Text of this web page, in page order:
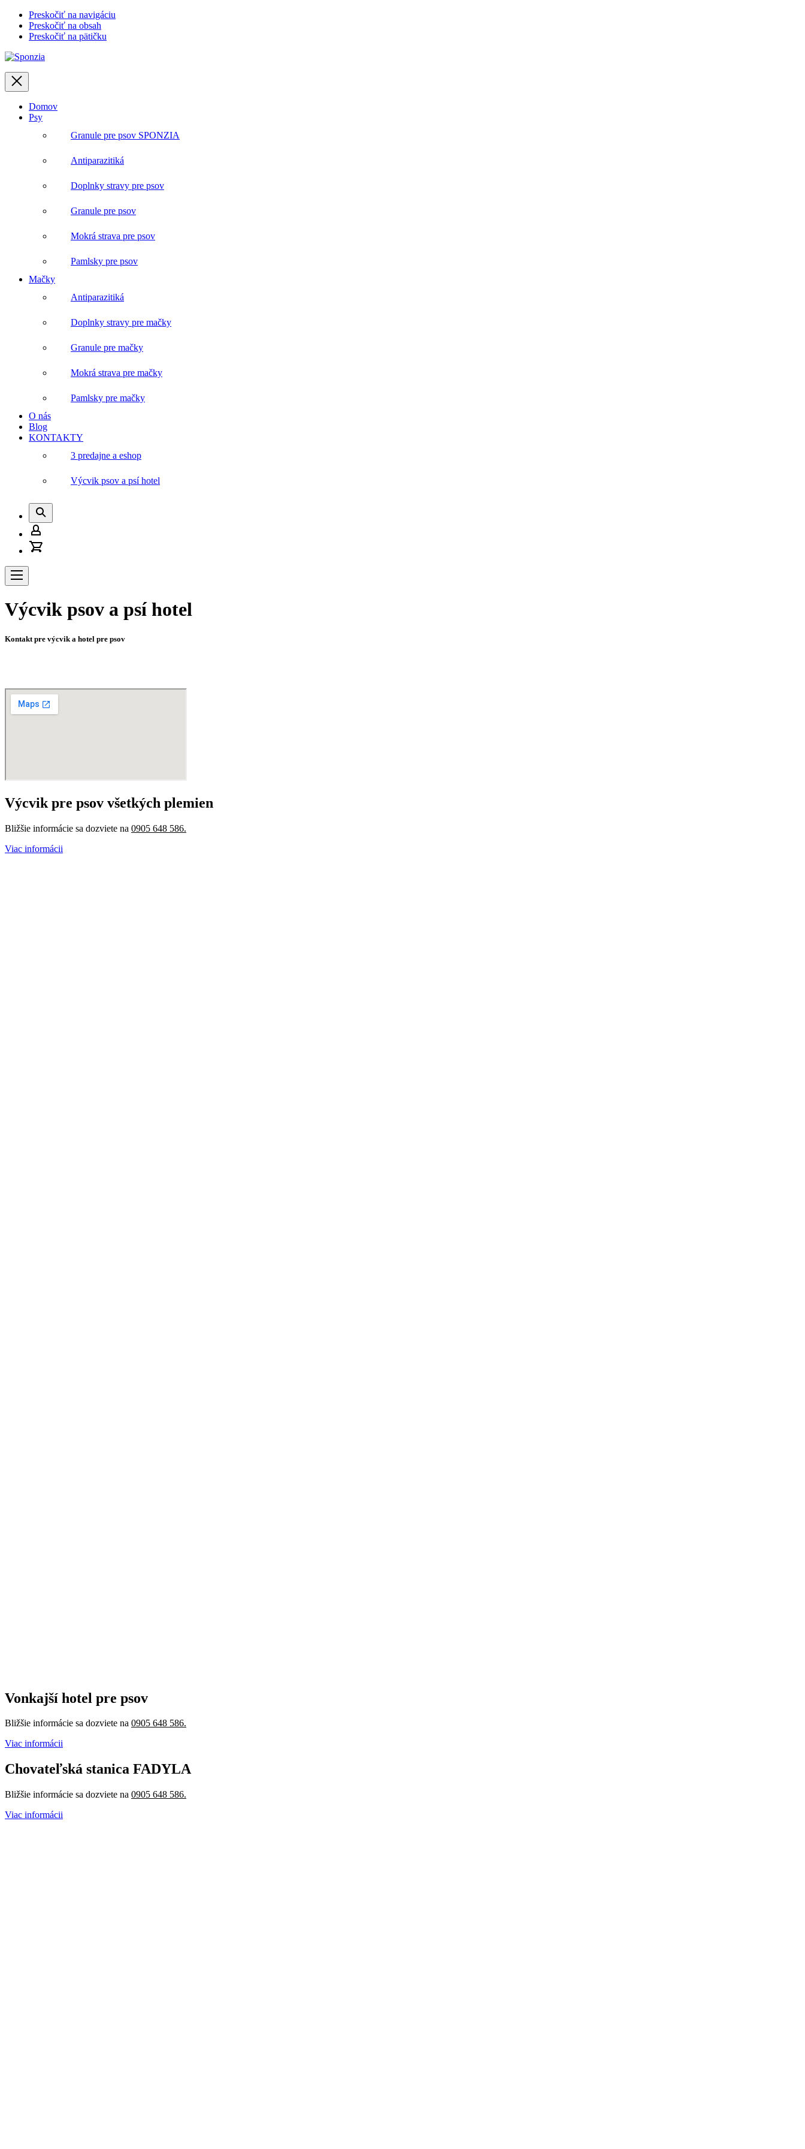
Preskočiť na navigáciu
Preskočiť na obsah
Preskočiť na pätičku
Zavrieť
Domov
Psy
Granule pre psov SPONZIA
Antiparazitiká
Doplnky stravy pre psov
Granule pre psov
Mokrá strava pre psov
Pamlsky pre psov
Mačky
Antiparazitiká
Doplnky stravy pre mačky
Granule pre mačky
Mokrá strava pre mačky
Pamlsky pre mačky
O nás
Blog
KONTAKTY
3 predajne a eshop
Výcvik psov a psí hotel
Vyhľadať
Prihlásenie
Registrácia
Košík
Navigácia
Výcvik psov a psí hotel
Kontakt pre výcvik a hotel pre psov
Výcvik pre psov všetkých plemien
Bližšie informácie sa dozviete na 0905 648 586.
Viac informácii
Vonkajší hotel pre psov
Bližšie informácie sa dozviete na 0905 648 586.
Viac informácii
Chovateľská stanica FADYLA
Bližšie informácie sa dozviete na 0905 648 586.
Viac informácii